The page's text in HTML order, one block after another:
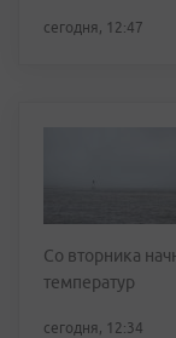
сегодня, 12:47
Со вторника
температур
сегодня, 12:34